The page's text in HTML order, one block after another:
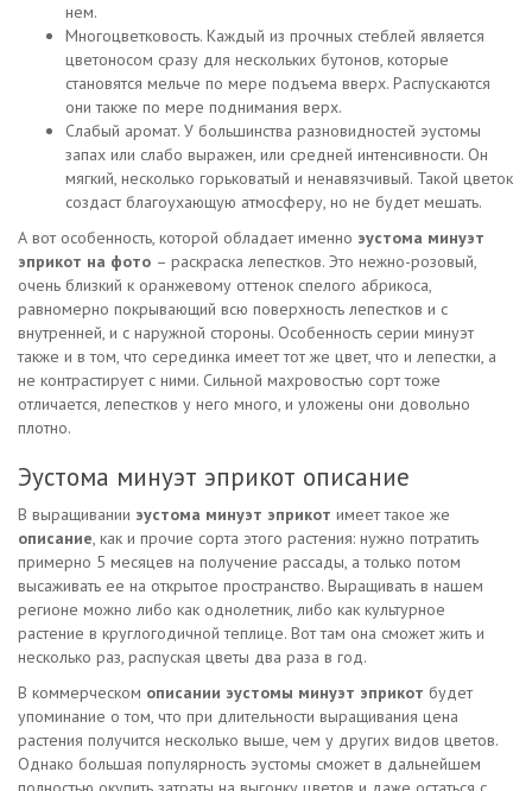
нем.
Многоцветковость. Каждый из прочных стеблей является
цветоносом сразу для нескольких бутонов, которые
становятся мельче по мере подъема вверх. Распускаются
они также по мере поднимания верх.
Слабый аромат. У большинства разновидностей эустомы
запах или слабо выражен, или средней интенсивности. Он
мягкий, несколько горьковатый и ненавязчивый. Такой цветок
создаст благоухающую атмосферу, но не будет мешать.
А вот особенность, которой обладает именно эустома минуэт
эприкот на фото – раскраска лепестков. Это нежно-розовый,
очень близкий к оранжевому оттенок спелого абрикоса,
равномерно покрывающий всю поверхность лепестков и с
внутренней, и с наружной стороны. Особенность серии минуэт
также и в том, что серединка имеет тот же цвет, что и лепестки, а
не контрастирует с ними. Сильной махровостью сорт тоже
отличается, лепестков у него много, и уложены они довольно
плотно.
Эустома минуэт эприкот описание
В выращивании эустома минуэт эприкот имеет такое же
описание, как и прочие сорта этого растения: нужно потратить
примерно 5 месяцев на получение рассады, а только потом
высаживать ее на открытое пространство. Выращивать в нашем
регионе можно либо как однолетник, либо как культурное
растение в круглогодичной теплице. Вот там она сможет жить и
несколько раз, распуская цветы два раза в год.
В коммерческом описании эустомы минуэт эприкот будет
упоминание о том, что при длительности выращивания цена
растения получится несколько выше, чем у других видов цветов.
Однако большая популярность эустомы сможет в дальнейшем